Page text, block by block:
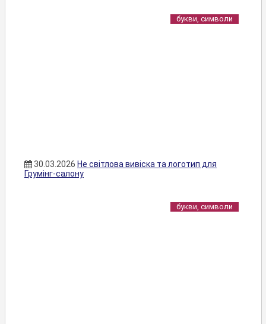
букви, символи
30.03.2026 Не світлова вивіска та логотип для
Грумінг-салону
букви, символи